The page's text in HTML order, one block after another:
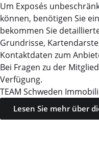
Um Exposés
können, benötigen Sie
bekommen Sie
Grundrisse,
Kontaktdaten zum
Bei Fragen zu der
Verfügung.
TEAM Schweden
Lesen Sie mehr über